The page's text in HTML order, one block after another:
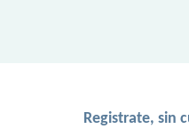
Registrate, sin